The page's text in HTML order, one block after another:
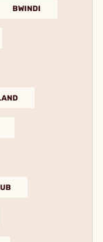
BWINDI